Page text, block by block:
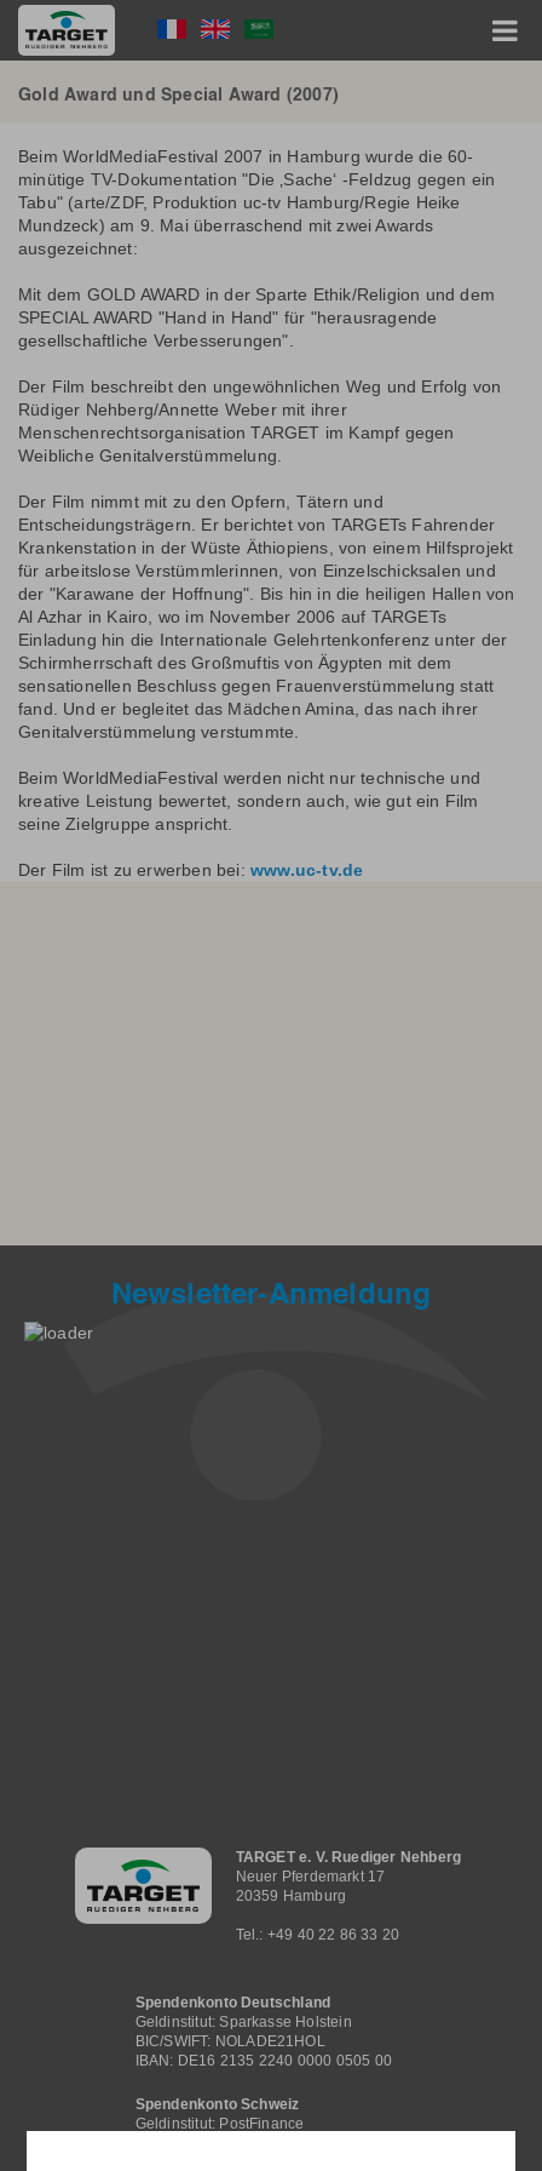
Direkt
zum
Inhalt
Language
Menu
Hauptnavigation
Gold Award und Special Award (2007)
Beim WorldMediaFestival 2007 in Hamburg wurde die 60-
minütige TV-Dokumentation "Die ‚Sache‘ -Feldzug gegen ein
Tabu" (arte/ZDF, Produktion uc-tv Hamburg/Regie Heike
Mundzeck) am 9. Mai überraschend mit zwei Awards
ausgezeichnet:
Mit dem GOLD AWARD in der Sparte Ethik/Religion und dem
SPECIAL AWARD "Hand in Hand" für "herausragende
gesellschaftliche Verbesserungen".
Der Film beschreibt den ungewöhnlichen Weg und Erfolg von
Rüdiger Nehberg/Annette Weber mit ihrer
Menschenrechtsorganisation TARGET im Kampf gegen
Weibliche Genitalverstümmelung.
Der Film nimmt mit zu den Opfern, Tätern und
Entscheidungsträgern. Er berichtet von TARGETs Fahrender
Krankenstation in der Wüste Äthiopiens, von einem Hilfsprojekt
für arbeitslose Verstümmlerinnen, von Einzelschicksalen und
der "Karawane der Hoffnung". Bis hin in die heiligen Hallen von
Al Azhar in Kairo, wo im November 2006 auf TARGETs
Einladung hin die Internationale Gelehrtenkonferenz unter der
Schirmherrschaft des Großmuftis von Ägypten mit dem
sensationellen Beschluss gegen Frauenverstümmelung statt
fand. Und er begleitet das Mädchen Amina, das nach ihrer
Genitalverstümmelung verstummte.
Beim WorldMediaFestival werden nicht nur technische und
kreative Leistung bewertet, sondern auch, wie gut ein Film
seine Zielgruppe anspricht.
Der Film ist zu erwerben bei: www.uc-tv.de
Newsletter-Anmeldung
Hauptnavigation
TARGET e. V. Ruediger Nehberg
Neuer Pferdemarkt 17
20359 Hamburg
Tel.: +49 40 22 86 33 20
Spendenkonto Deutschland
Geldinstitut: Sparkasse Holstein
BIC/SWIFT: NOLADE21HOL
IBAN: DE16 2135 2240 0000 0505 00
Spendenkonto Schweiz
Geldinstitut: PostFinance